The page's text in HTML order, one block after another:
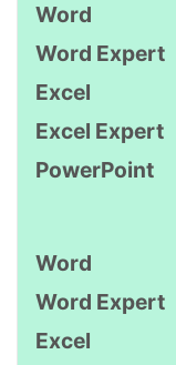
Word
Word Expert
Excel
Excel Expert
PowerPoint
Word
Word Expert
Excel